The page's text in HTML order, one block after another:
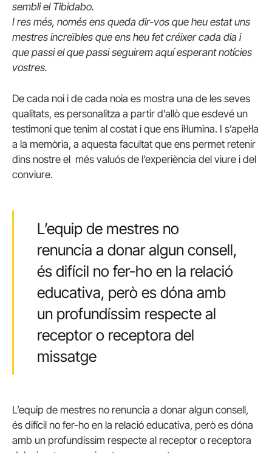
sembli el Tibidabo.
I res més, només ens queda dir-vos que heu estat uns
mestres increïbles que ens heu fet créixer cada dia i
que passi el que passi seguirem aquí esperant notícies
vostres.
De cada noi i de cada noia es mostra una de les seves
qualitats, es personalitza a partir d’allò que esdevé un
testimoni que tenim al costat i que ens il·lumina. I s’apel·la
a la memòria, a aquesta facultat que ens permet retenir
dins nostre el més valuós de l’experiència del viure i del
conviure.
L’equip de mestres no
renuncia a donar algun consell,
és difícil no fer-ho en la relació
educativa, però es dóna amb
un profundíssim respecte al
receptor o receptora del
missatge
L’equip de mestres no renuncia a donar algun consell,
és difícil no fer-ho en la relació educativa, però es dóna
amb un profundíssim respecte al receptor o receptora